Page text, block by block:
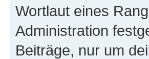
Wortlaut eines
Administration
Beiträge, nur um